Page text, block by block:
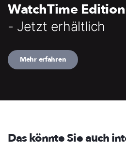
WatchTime
- Jetzt erhältlich
Mehr erfahren
Das könnte Sie auch